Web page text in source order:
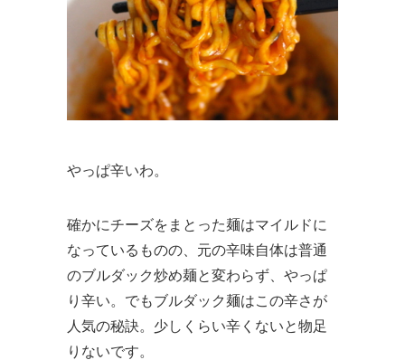
やっぱ辛いわ。
確かにチーズをまとった麺はマイルドに
なっているものの、元の辛味自体は普通
のブルダック炒め麺と変わらず、やっぱ
り辛い。でもブルダック麺はこの辛さが
人気の秘訣。少しくらい辛くないと物足
りないです。